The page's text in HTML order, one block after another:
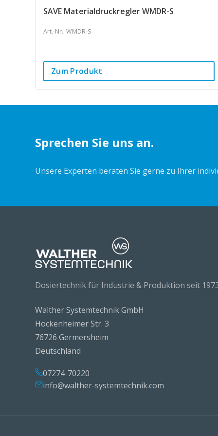
SAVE Materialdruckregler WMDR-S
Art.-Nr.: WMDR-S
Zum Produkt
Sprechen Sie uns an.
Unsere Experten beraten Sie gerne zu Ihrer
Dosiertechnik für Industrie & Produktion seit
Walther Systemtechnik GmbH
Hockenheimer Str. 3
76726 Germersheim
Deutschland
07274-70220
info@walther-systemtechnik.com